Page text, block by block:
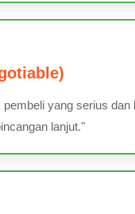
yang serius dan
lanjut."